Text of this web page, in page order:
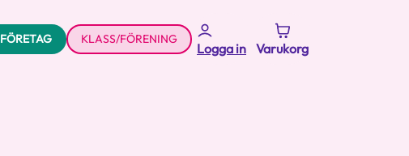
FÖRETAG KLASS/FÖRENING
Logga in Varukorg